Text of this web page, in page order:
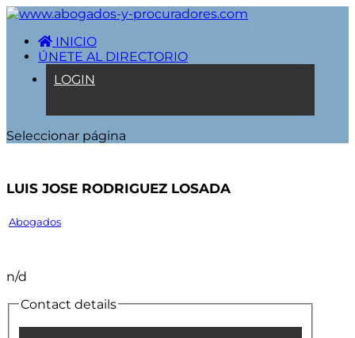
INICIO
ÚNETE AL DIRECTORIO
LOGIN
Seleccionar página
LUIS JOSE RODRIGUEZ LOSADA
Abogados
n/d
Contact details